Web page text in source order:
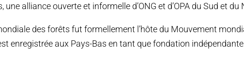
alliance ouverte et informelle d’ONG et d’OPA du Sud et du
des forêts fut formellement l’hôte du Mouvement
enregistrée aux Pays-Bas en tant que fondation